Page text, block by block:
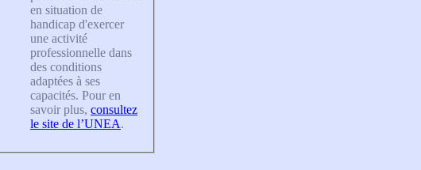
en situation de
handicap d'exercer
une activité
professionnelle dans
des conditions
adaptées à ses
capacités. Pour en
savoir plus, consultez
le site de l’UNEA.